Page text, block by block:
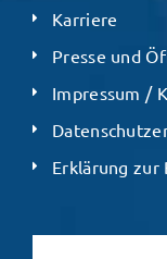
Karriere
Presse und
Impressum /
Erklärung